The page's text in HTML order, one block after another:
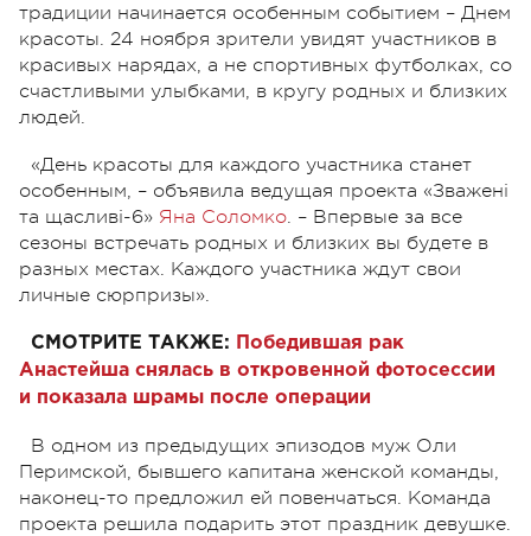
традиции начинается особенным событием – Днем
красоты. 24 ноября зрители увидят участников в
красивых нарядах, а не спортивных футболках, со
счастливыми улыбками, в кругу родных и близких
людей.
«День красоты для каждого участника станет
особенным, – объявила ведущая проекта «Зважені
та щасливі-6» Яна Соломко. – Впервые за все
сезоны встречать родных и близких вы будете в
разных местах. Каждого участника ждут свои
личные сюрпризы».
СМОТРИТЕ ТАКЖЕ:
Победившая рак
Анастейша снялась в откровенной фотосессии
и показала шрамы после операции
В одном из предыдущих эпизодов муж Оли
Перимской, бывшего капитана женской команды,
наконец-то предложил ей повенчаться. Команда
проекта решила подарить этот праздник девушке.